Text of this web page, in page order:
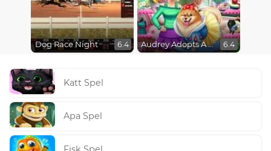
Dog Race Night 6.4 Audrey Adopts A Puppy 6.4
Katt Spel
Apa Spel